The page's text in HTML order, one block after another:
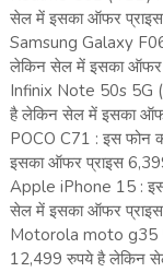
सेल में इसका ऑफर प्राइस
Samsung Galaxy
लेकिन सेल में इसका ऑफर
Infinix Note 50s 5G
है लेकिन सेल में इसका
POCO C71 : इस फोन
इसका ऑफर प्राइस
Apple iPhone 15 :
सेल में इसका ऑफर प्राइस
Motorola moto g35
12,499 रुपये है लेकिन